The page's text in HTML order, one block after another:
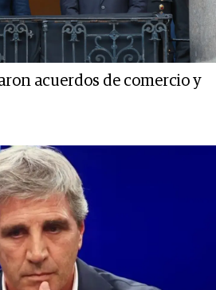
acuerdos de comercio y